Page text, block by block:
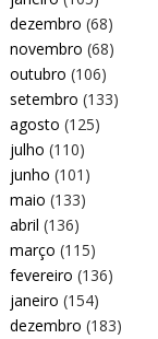
dezembro (68)
novembro (68)
outubro (106)
setembro (133)
agosto (125)
julho (110)
junho (101)
maio (133)
abril (136)
março (115)
fevereiro (136)
janeiro (154)
dezembro (183)